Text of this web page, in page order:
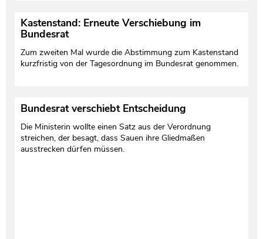
Kastenstand: Erneute Verschiebung im
Bundesrat­
Zum zweiten Mal wurde die Abstimmung zum Kastenstand
kurzfristig von der Tagesordnung im Bundesrat genommen.
Bundesrat verschiebt Entscheidung
Die Ministerin wollte einen Satz aus der Verordnung
streichen, der besagt, dass Sauen ihre Gliedmaßen
ausstrecken dürfen müssen.